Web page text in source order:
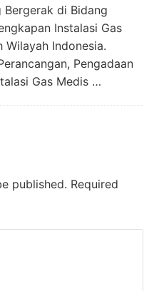
Bergerak di Bidang
Instalasi Gas
Wilayah Indonesia.
Pengadaan
Gas Medis …
published. Required